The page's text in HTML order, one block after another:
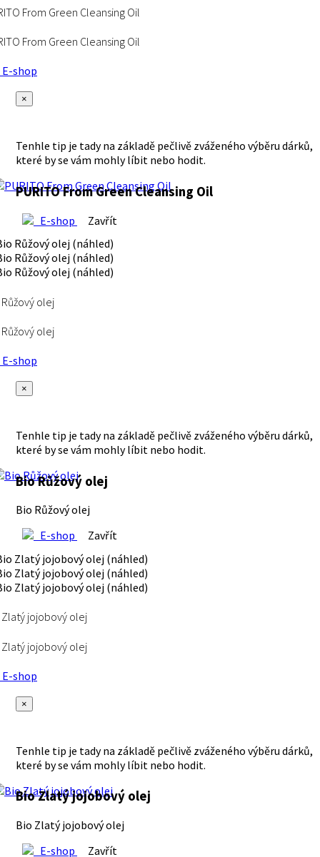
From Green Cleansing Oil
From Green Cleansing Oil
shop
×
Tenhle tip je tady na základě pečlivě zváženého výběru dárků,
které by se vám mohly líbit nebo hodit.
PURITO From Green Cleansing Oil
E-shop Zavřít
olej
olej
shop
×
Tenhle tip je tady na základě pečlivě zváženého výběru dárků,
které by se vám mohly líbit nebo hodit.
Bio Růžový olej
Bio Růžový olej
E-shop
Zavřít
Zlatý jojobový olej
Zlatý jojobový olej
shop
×
Tenhle tip je tady na základě pečlivě zváženého výběru dárků,
které by se vám mohly líbit nebo hodit.
Bio Zlatý jojobový olej
Bio Zlatý jojobový olej
E-shop
Zavřít